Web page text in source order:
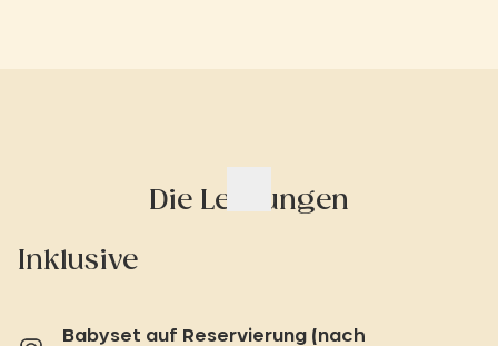
Die Leistungen
Inklusive
Babyset auf Reservierung (nach